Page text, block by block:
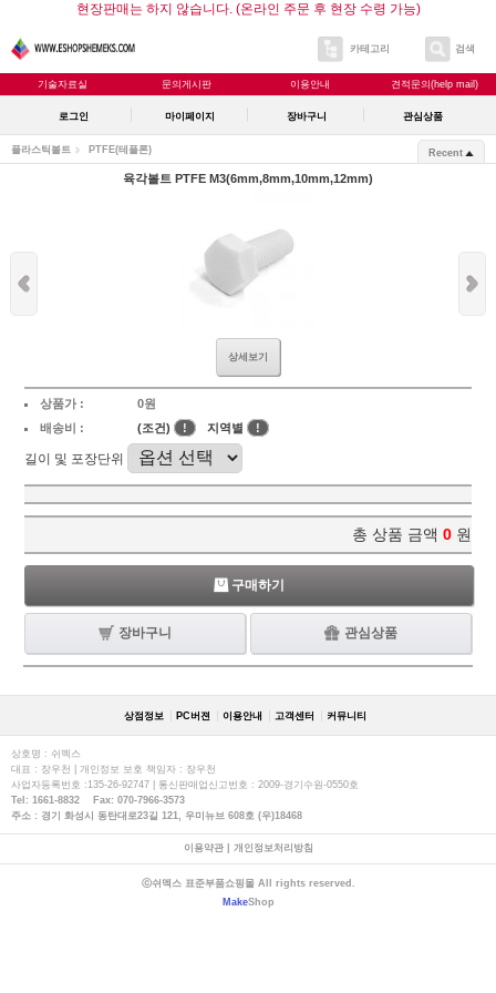
현장판매는 하지 않습니다. (온라인 주문 후 현장 수령 가능)
카테고리 검색
기술자료실 문의게시판 이용안내 견적문의(help mail)
로그인 마이페이지 장바구니 관심상품
플라스틱볼트 PTFE(테플론) Recent
육각볼트 PTFE M3(6mm,8mm,10mm,12mm)
상세보기
상품가 :
0원
배송비 :
(조건) ! 지역별 !
길이 및 포장단위
총 상품 금액 0 원
구매하기
장바구니 관심상품
상점정보 PC버젼 이용안내 고객센터 커뮤니티
상호명 : 쉬멕스
대표 : 장우천 | 개인정보 보호 책임자 : 장우천
사업자등록번호 :135-26-92747 | 통신판매업신고번호 : 2009-경기수원-0550호
Tel: 1661-8832 Fax: 070-7966-3573
주소 : 경기 화성시 동탄대로23길 121, 우미뉴브 608호 (우)18468
이용약관| 개인정보처리방침
ⓒ쉬멕스 표준부품쇼핑몰 All rights reserved.
MakeShop